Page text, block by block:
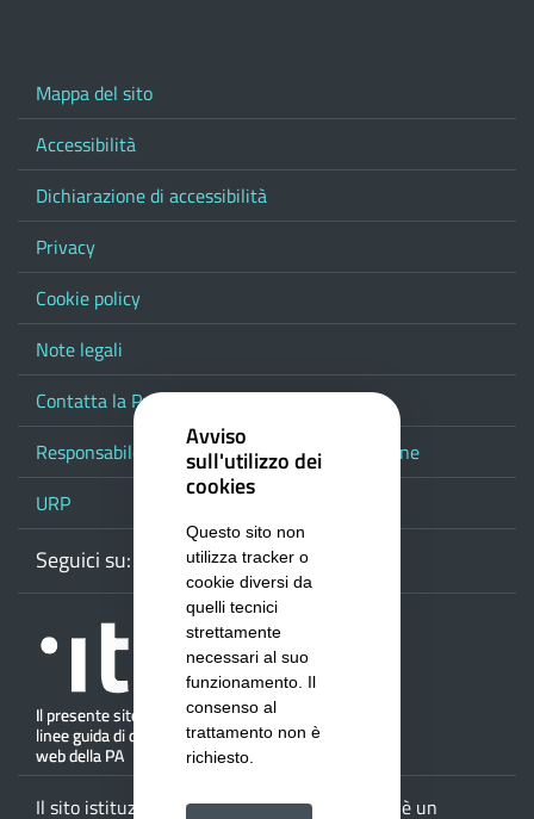
Mappa del sito
Accessibilità
Dichiarazione di accessibilità
Privacy
Cookie policy
Note legali
Contatta la Provincia
Responsabile del procedimento di pubblicazione
URP
Seguici su: WebmailFacebook
Youtube
Il sito istituzionale dellaProvincia di Salerno è un
Avviso
sull'utilizzo dei
cookies
Questo sito non
utilizza tracker o
cookie diversi da
quelli tecnici
strettamente
necessari al suo
funzionamento. Il
consenso al
trattamento non è
richiesto.